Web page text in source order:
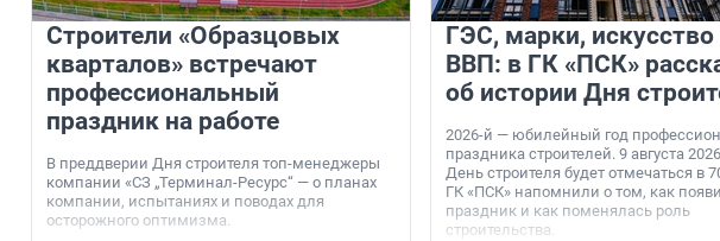
Строители «Образцовых
кварталов» встречают
профессиональный
праздник на работе
В преддверии Дня строителя топ-менеджеры
компании «СЗ „Терминал-Ресурс“ — о планах
компании, испытаниях и поводах для
осторожного оптимизма.
ГЭС, марки, искусство
ВВП: в ГК «ПСК»
об истории Дня
2026-й — юбилейный год
праздника строителей. 9 августа
День строителя будет отмечаться в
ГК «ПСК» напомнили о том, как
праздник и как поменялась роль
строительства.